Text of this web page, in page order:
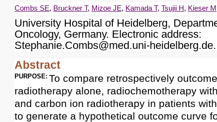
Combs SE, Bruckner T, Mizoe JE, Kamada T, Tsujii H, Kieser M
University Hospital of Heidelberg,
Oncology, Germany. Electronic address:
Stephanie.Combs@med.uni-heidelberg.de.
Abstract
PURPOSE: To compare retrospectively
radiotherapy alone, radiochemotherapy
and carbon ion radiotherapy in patients
to generate a hypothetical outcome curve